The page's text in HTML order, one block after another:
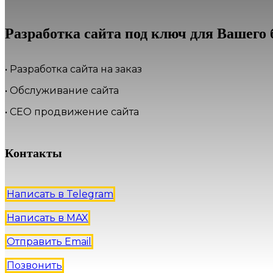
Разработка сайта под ключ для Вашего
• Разработка сайта на заказ
• Обслуживание сайта
• СЕО продвижение сайта
Контакты
Написать в Telegram
Написать в MAX
Отправить Email
Позвонить